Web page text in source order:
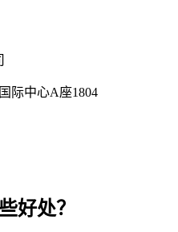
际中心A座1804
好处？